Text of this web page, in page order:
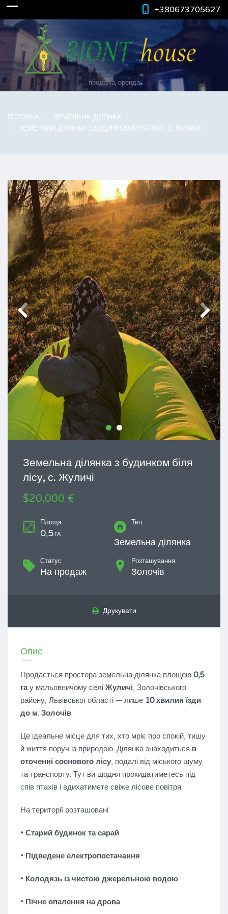
+380673705627
продажа, оренда
ГОЛОВНА
ЗЕМЕЛЬНА ДІЛЯНКА
ЗЕМЕЛЬНА ДІЛЯНКА З БУДИНКОМ БІЛЯ ЛІСУ, С. ЖУЛИЧІ
Земельна ділянка з будинком біля
лісу, с. Жуличі
$20,000 €
Площа
0,5 ГА
Тип
Земельна ділянка
Статус
На продаж
Розташування
Золочів
Друкувати
Опис
Продається простора земельна ділянка площею 0,5
гау мальовничому селі Жуличі, Золочівського
району, Львівської області — лише 10 хвилин їзди
до м. Золочів.
Це ідеальне місце для тих, хто мріє про спокій, тишу
й життя поруч із природою. Ділянка знаходиться в
оточенні соснового лісу, подалі від міського шуму
та транспорту. Тут ви щодня прокидатиметесь під
спів птахів і вдихатимете свіже лісове повітря.
На території розташовані:
• Старий будинок та сарай
• Підведене електропостачання
• Колодязь із чистою джерельною водою
• Пічне опалення на дрова